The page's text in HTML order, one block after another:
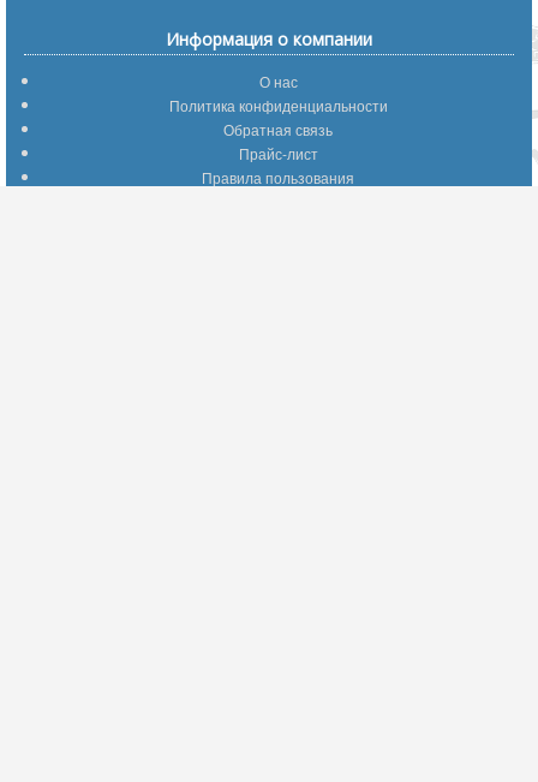
Информация о компании
О нас
Политика конфиденциальности
Обратная связь
Прайс-лист
Правила пользования